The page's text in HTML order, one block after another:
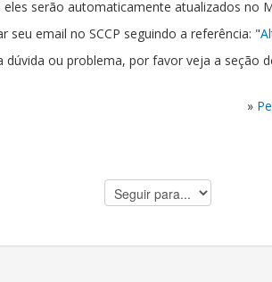
eles serão automaticamente atualizados no
seu email no SCCP seguindo a referência: "
dúvida ou problema, por favor veja a seção
»
Seguir
para...